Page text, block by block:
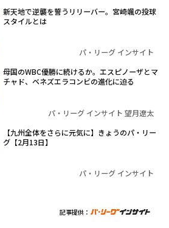
新天地で逆襲を誓うリリーバー。宮崎颯の投球
スタイルとは
パ・リーグ インサイト
母国のWBC優勝に続けるか。エスピノーザとマ
チャド、ベネズエラコンビの進化に迫る
パ・リーグ インサイト 望月遼太
【九州全体をさらに元気に】きょうのパ・リー
グ【2月13日】
パ・リーグ インサイト
記事提供：